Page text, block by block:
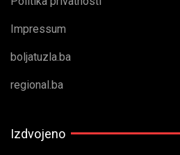
Impressum
boljatuzla.ba
regional.ba
Izdvojeno